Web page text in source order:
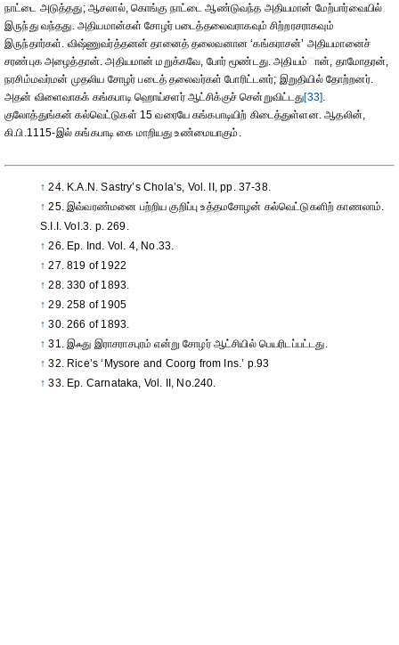
நாட்டை அடுத்தது; ஆசலால், கொங்கு நாட்டை ஆண்டுவந்த அதியமான் மேற்பார்வையில்
இருந்து வந்தது. அதியமான்கள் சோழர் படைத்தலைவராகவும் சிற்றரசராகவும்
இருந்தார்கள். விஷ்ணுவர்த்தனன் தானைத் தலைவனான ‘கங்கராசன்’ அதியமானைச்
சரண்புக அழைத்தான். அதியமான் மறுக்கவே, போர் மூண்டது. அதியம்ான், தாமோதரன்,
நரசிம்மவர்மன் முதலிய சோழர் படைத் தலைவர்கள் போரிட்டனர்; இறுதியில் தோற்றனர்.
அதன் விளைவாகக் கங்கபாடி ஹொய்சளர் ஆட்சிக்குச் சென்றுவிட்டது[33].
குலோத்துங்கன் கல்வெட்டுகள் 15 வரையே கங்கபாடியிற் கிடைத்துள்ளன. ஆதலின்,
கி.பி.1115-இல் கங்கபாடி கை மாறியது உண்மையாகும்.
↑ 24. K.A.N. Sastry’s Chola’s, Vol. II, pp. 37-38.
↑ 25. இவ்வரண்மனை பற்றிய குறிப்பு உத்தமசோழன் கல்வெட்டுகளிற் காணலாம்.
S.I.I. Vol.3. p. 269.
↑ 26. Ep. Ind. Vol. 4, No.33.
↑ 27. 819 of 1922
↑ 28. 330 of 1893.
↑ 29. 258 of 1905
↑ 30. 266 of 1893.
↑ 31. இஃது இராசராசபுரம் என்று சோழர் ஆட்சியில் பெயரிடப்பட்டது.
↑ 32. Rice’s ‘Mysore and Coorg from Ins.’ p.93
↑ 33. Ep. Carnataka, Vol. II, No.240.